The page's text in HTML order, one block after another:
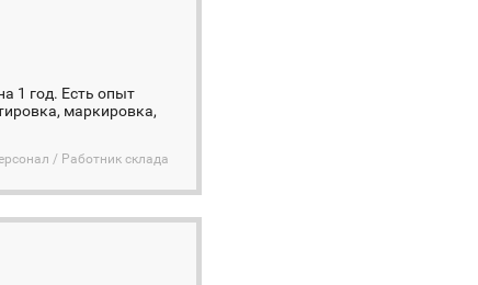
1 год. Есть опыт
маркировка,
/ Работник склада